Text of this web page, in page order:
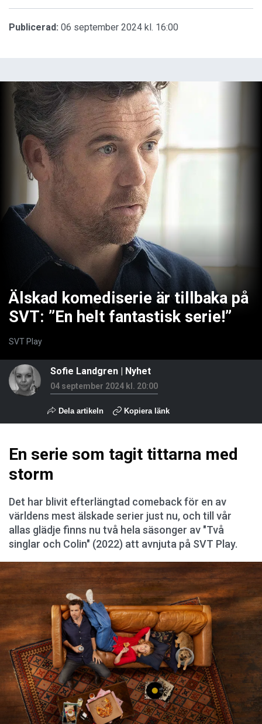
Publicerad: 06 september 2024 kl. 16:00
Älskad komediserie är tillbaka på
SVT: ”En helt fantastisk serie!”
SVT Play
Sofie Landgren | Nyhet
04 september 2024 kl. 20:00
Dela artikeln Kopiera länk
En serie som tagit tittarna med
storm
Det har blivit efterlängtad comeback för en av
världens mest älskade serier just nu, och till vår
allas glädje finns nu två hela säsonger av "Två
singlar och Colin" (2022) att avnjuta på SVT Play.